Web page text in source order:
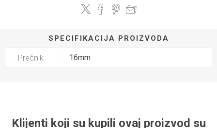
SPECIFIKACIJA PROIZVODA
Prečnik 16mm
Klijenti koji su kupili ovaj proizvod su